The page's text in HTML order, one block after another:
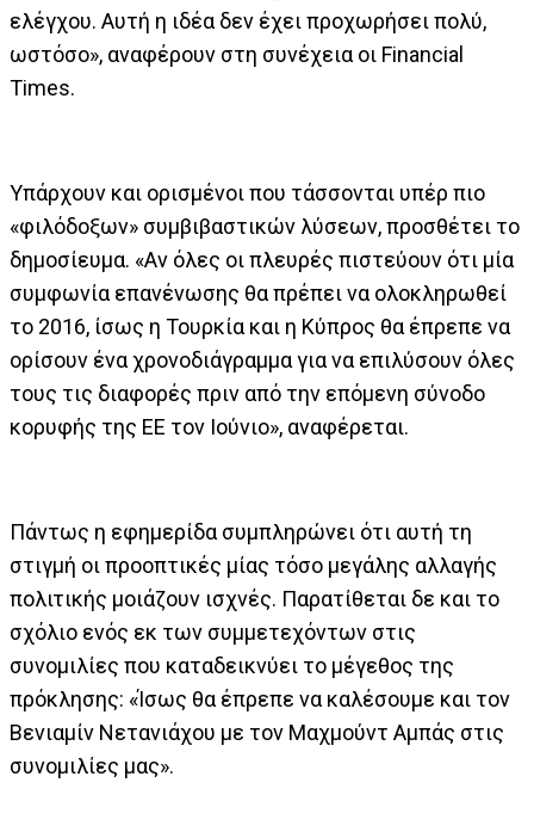
ελέγχου. Αυτή η ιδέα δεν έχει προχωρήσει πολύ,
ωστόσο», αναφέρουν στη συνέχεια οι Financial
Times.
Υπάρχουν και ορισμένοι που τάσσονται υπέρ πιο
«φιλόδοξων» συμβιβαστικών λύσεων, προσθέτει το
δημοσίευμα. «Αν όλες οι πλευρές πιστεύουν ότι μία
συμφωνία επανένωσης θα πρέπει να ολοκληρωθεί
το 2016, ίσως η Τουρκία και η Κύπρος θα έπρεπε να
ορίσουν ένα χρονοδιάγραμμα για να επιλύσουν όλες
τους τις διαφορές πριν από την επόμενη σύνοδο
κορυφής της ΕΕ τον Ιούνιο», αναφέρεται.
Πάντως η εφημερίδα συμπληρώνει ότι αυτή τη
στιγμή οι προοπτικές μίας τόσο μεγάλης αλλαγής
πολιτικής μοιάζουν ισχνές. Παρατίθεται δε και το
σχόλιο ενός εκ των συμμετεχόντων στις
συνομιλίες που καταδεικνύει το μέγεθος της
πρόκλησης: «Ίσως θα έπρεπε να καλέσουμε και τον
Βενιαμίν Νετανιάχου με τον Μαχμούντ Αμπάς στις
συνομιλίες μας».